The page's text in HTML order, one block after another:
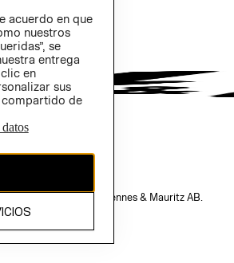
propiedad de H&M Hennes & Mauritz AB.
acuerdo en que
nuestros
se
entrega
en
sus
compartido de